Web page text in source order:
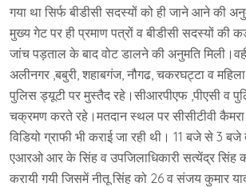
गया था सिर्फ बीडीसी सदस्यों को ही जाने आने की
मुख्य गेट पर ही प्रमाण पत्रों व बीडीसी सदस्यों की
जांच पड़ताल के बाद वोट डालने की अनुमति
अलीनगर ,बबुरी, शहाबगंज, नौगढ, चकरघट्टा व
पुलिस ड्यूटी पर मुस्तैद रहे।सीआरपीएफ ,पीएसी व
चक्रमण करते रहे।मतदान स्थल पर सीसीटीवी
विडियो ग्राफी भी कराई जा रही थी। 11 बजे से 3
एआरओ आर के सिंह व उपजिलाधिकारी सत्येंद्र सिंह
करायी गयी जिसमें नीतू सिंह को 26 व संजय कुमार